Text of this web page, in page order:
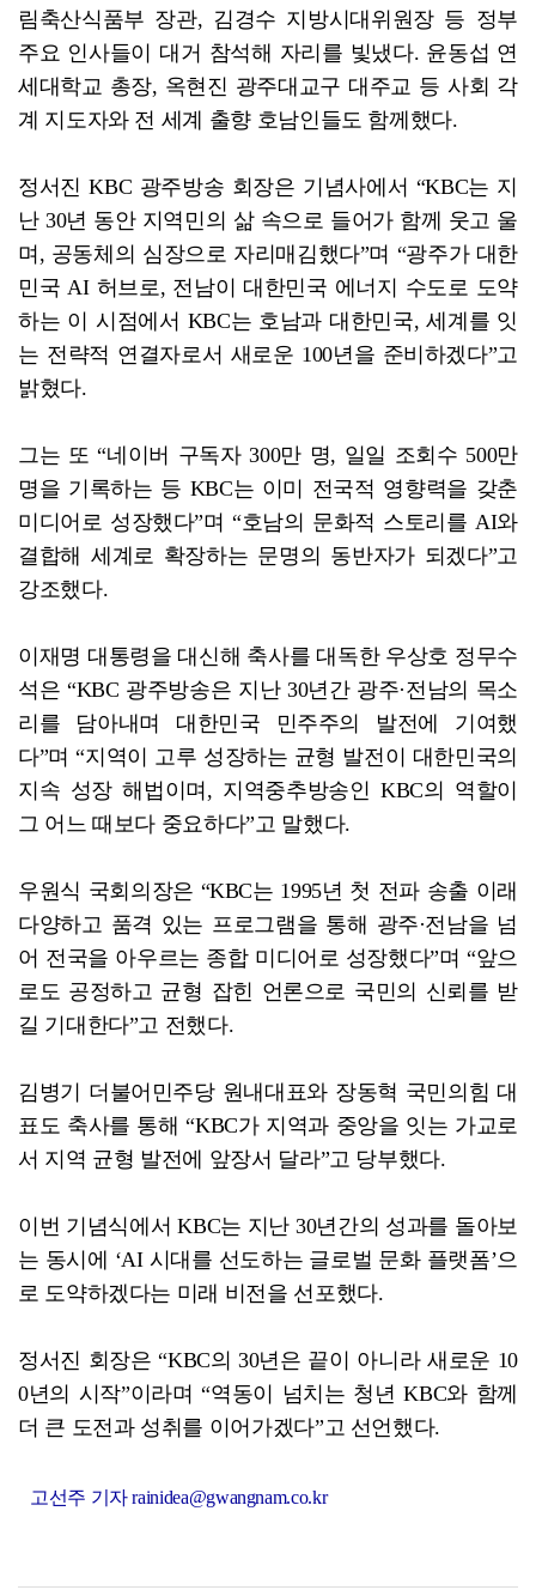
림축산식품부 장관, 김경수 지방시대위원장 등 정부
주요 인사들이 대거 참석해 자리를 빛냈다. 윤동섭 연
세대학교 총장, 옥현진 광주대교구 대주교 등 사회 각
계 지도자와 전 세계 출향 호남인들도 함께했다.
정서진 KBC 광주방송 회장은 기념사에서 “KBC는 지
난 30년 동안 지역민의 삶 속으로 들어가 함께 웃고 울
며, 공동체의 심장으로 자리매김했다”며 “광주가 대한
민국 AI 허브로, 전남이 대한민국 에너지 수도로 도약
하는 이 시점에서 KBC는 호남과 대한민국, 세계를 잇
는 전략적 연결자로서 새로운 100년을 준비하겠다”고
밝혔다.
그는 또 “네이버 구독자 300만 명, 일일 조회수 500만
명을 기록하는 등 KBC는 이미 전국적 영향력을 갖춘
미디어로 성장했다”며 “호남의 문화적 스토리를 AI와
결합해 세계로 확장하는 문명의 동반자가 되겠다”고
강조했다.
이재명 대통령을 대신해 축사를 대독한 우상호 정무수
석은 “KBC 광주방송은 지난 30년간 광주·전남의 목소
리를 담아내며 대한민국 민주주의 발전에 기여했
다”며 “지역이 고루 성장하는 균형 발전이 대한민국의
지속 성장 해법이며, 지역중추방송인 KBC의 역할이
그 어느 때보다 중요하다”고 말했다.
우원식 국회의장은 “KBC는 1995년 첫 전파 송출 이래
다양하고 품격 있는 프로그램을 통해 광주·전남을 넘
어 전국을 아우르는 종합 미디어로 성장했다”며 “앞으
로도 공정하고 균형 잡힌 언론으로 국민의 신뢰를 받
길 기대한다”고 전했다.
김병기 더불어민주당 원내대표와 장동혁 국민의힘 대
표도 축사를 통해 “KBC가 지역과 중앙을 잇는 가교로
서 지역 균형 발전에 앞장서 달라”고 당부했다.
이번 기념식에서 KBC는 지난 30년간의 성과를 돌아보
는 동시에 ‘AI 시대를 선도하는 글로벌 문화 플랫폼’으
로 도약하겠다는 미래 비전을 선포했다.
정서진 회장은 “KBC의 30년은 끝이 아니라 새로운 10
0년의 시작”이라며 “역동이 넘치는 청년 KBC와 함께
더 큰 도전과 성취를 이어가겠다”고 선언했다.
고선주 기자 rainidea@gwangnam.co.kr